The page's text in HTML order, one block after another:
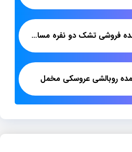
مرکز عمده فروشی تشک دو نفره مسافرتی
روبالشی عروسکی مخمل